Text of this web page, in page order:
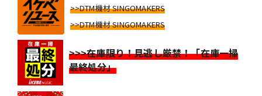
>>DTM機材 SINGOMAKERS
>>DTM機材 SINGOMAKERS
>>>在庫限り！見逃し厳禁！「在庫一掃
最終処分」